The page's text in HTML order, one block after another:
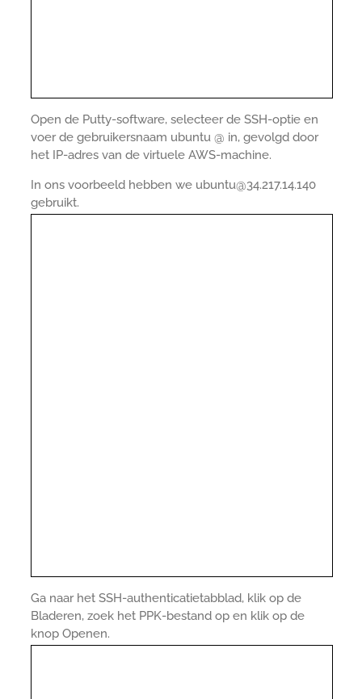
Open de Putty-software, selecteer de SSH-optie en
voer de gebruikersnaam ubuntu @ in, gevolgd door
het IP-adres van de virtuele AWS-machine.
In ons voorbeeld hebben we ubuntu@34.217.14.140
gebruikt.
Ga naar het SSH-authenticatietabblad, klik op de
Bladeren, zoek het PPK-bestand op en klik op de
knop Openen.